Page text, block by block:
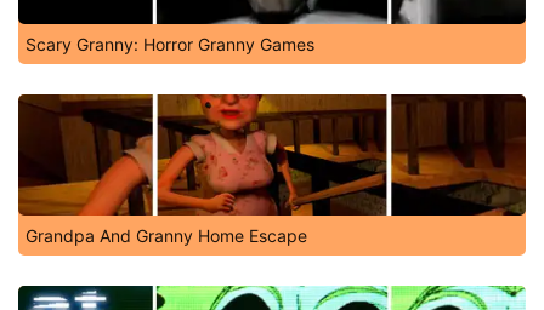
Scary Granny: Horror Granny Games
Grandpa And Granny Home Escape